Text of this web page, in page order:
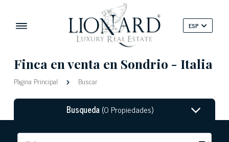
ESP
Finca en venta en Sondrio - Italia
Pàgina Principal Buscar
Busqueda(0 Propiedades)